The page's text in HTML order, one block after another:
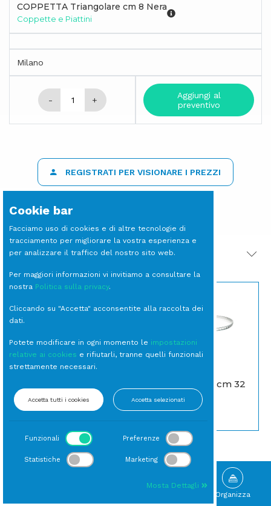
COPPETTA Triangolare cm 8 Nera
Coppette e Piattini
Milano
- +
Aggiungi al
preventivo
REGISTRATI PER VISIONARE I PREZZI
PRODOTTI CORRELATI
47x36
Vassoi
ALZATA Vetro cm 32
Alzate
Organizza
Cookie bar
Facciamo uso di cookies e di altre tecnologie di
tracciamento per migliorare la vostra esperienza e
per analizzare il traffico del nostro sito web.
Per maggiori informazioni vi invitiamo a consultare la
nostra Politica sulla privacy.
Cliccando su "Accetta" acconsentite alla raccolta dei
dati.
Potete modificare in ogni momento le impostazioni
relative ai cookies e rifiutarli, tranne quelli funzionali
strettamente necessari.
Accetta tutti i cookies Accetta selezionati
Funzionali Preferenze
Statistiche Marketing
Mosta Dettagli